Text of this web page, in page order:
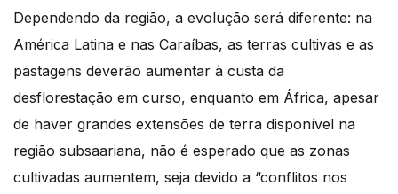
Dependendo da região, a evolução será diferente: na
América Latina e nas Caraíbas, as terras cultivas e as
pastagens deverão aumentar à custa da
desflorestação em curso, enquanto em África, apesar
de haver grandes extensões de terra disponível na
região subsaariana, não é esperado que as zonas
cultivadas aumentem, seja devido a “conflitos nos